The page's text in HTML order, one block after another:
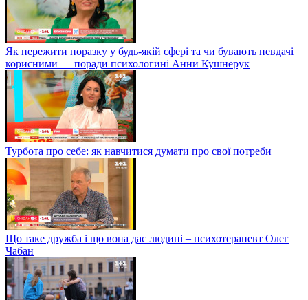
Як пережити поразку у будь-якій сфері та чи бувають невдачі
корисними — поради психологині Анни Кушнерук
Турбота про себе: як навчитися думати про свої потреби
Що таке дружба і що вона дає людині – психотерапевт Олег
Чабан